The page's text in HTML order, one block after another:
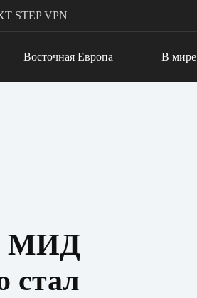
STEP VPN
Восточная Европа В мире
МИД
стал